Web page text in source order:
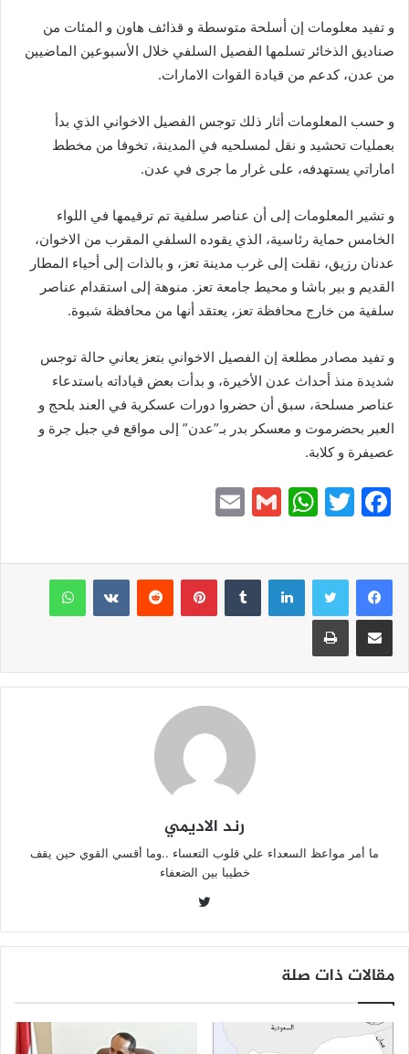
و تفيد معلومات إن أسلحة متوسطة و قذائف هاون و المئات من
صناديق الذخائر تسلمها الفصيل السلفي خلال الأسبوعين الماضيين
من عدن، كدعم من قيادة القوات الامارات.
و حسب المعلومات أثار ذلك توجس الفصيل الاخواني الذي بدأ
بعمليات تحشيد و نقل لمسلحيه في المدينة، تخوفا من مخطط
اماراتي يستهدفه، على غرار ما جرى في عدن.
و تشير المعلومات إلى أن عناصر سلفية تم ترقيمها في اللواء
الخامس حماية رئاسية، الذي يقوده السلفي المقرب من الاخوان،
عدنان رزيق، نقلت إلى غرب مدينة تعز، و بالذات إلى أحياء المطار
القديم و بير باشا و محيط جامعة تعز. منوهة إلى استقدام عناصر
سلفية من خارج محافظة تعز، يعتقد أنها من محافظة شبوة.
و تفيد مصادر مطلعة إن الفصيل الاخواني بتعز يعاني حالة توجس
شديدة منذ أحداث عدن الأخيرة، و بدأت بعض قياداته باستدعاء
عناصر مسلحة، سبق أن حضروا دورات عسكرية في العند بلحج و
العبر بحضرموت و معسكر بدر بـ”عدن” إلى مواقع في جبل جرة و
عصيفرة و كلابة.
F
c
e
b
o
o
T
itt
er
W
at
s
A
p
G
ai
l
ai
l
لينكدإن بينتيريست واتساب
مشاركة عبر البريد طباعة
رند الاديمي
ما أمر مواعظ السعداء علي قلوب التعساء ..وما أقسي القوي حين يقف
خطيبا بين الضعفاء
مقالات ذات صلة